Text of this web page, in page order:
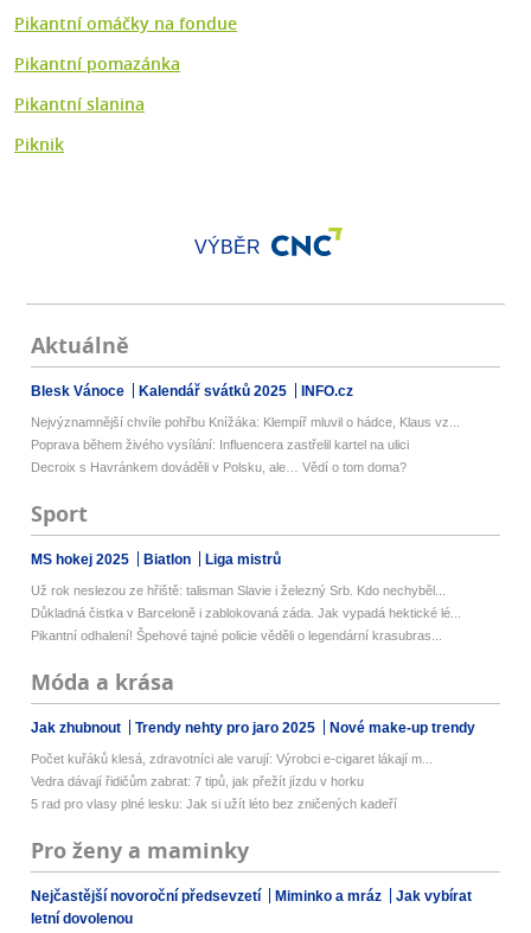
Pikantní omáčky na fondue
Pikantní pomazánka
Pikantní slanina
Piknik
VÝBĚR
Aktuálně
Blesk Vánoce Kalendář svátků 2025 INFO.cz
Nejvýznamnější chvíle pohřbu Knížáka: Klempíř mluvil o hádce, Klaus vz...
Poprava během živého vysílání: Influencera zastřelil kartel na ulici
Decroix s Havránkem dováděli v Polsku, ale… Vědí o tom doma?
Sport
MS hokej 2025 Biatlon Liga mistrů
Už rok neslezou ze hřiště: talisman Slavie i železný Srb. Kdo nechyběl...
Důkladná čistka v Barceloně i zablokovaná záda. Jak vypadá hektické lé...
Pikantní odhalení! Špehové tajné policie věděli o legendární krasubras...
Móda a krása
Jak zhubnout Trendy nehty pro jaro 2025 Nové make-up trendy
Počet kuřáků klesá, zdravotníci ale varují: Výrobci e-cigaret lákají m...
Vedra dávají řidičům zabrat: 7 tipů, jak přežít jízdu v horku
5 rad pro vlasy plné lesku: Jak si užít léto bez zničených kadeří
Pro ženy a maminky
Nejčastější novoroční předsevzetí Miminko a mráz
Jak vybírat
letní dovolenou